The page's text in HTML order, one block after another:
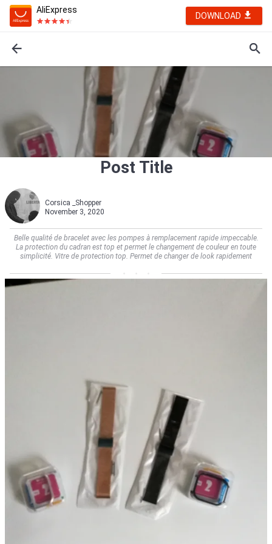
AliExpress
DOWNLOAD
Post Title
Corsica _Shopper
November 3, 2020
Belle qualité de bracelet avec les pompes à remplacement rapide impeccable.
La protection du cadran est top et permet le changement de couleur en toute
simplicité. Vitre de protection top. Permet de changer de look rapidement